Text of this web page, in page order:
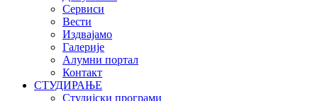
Сервиси
Вести
Издвајамо
Галерије
Алумни портал
Контакт
СТУДИРАЊЕ
Студијски програми